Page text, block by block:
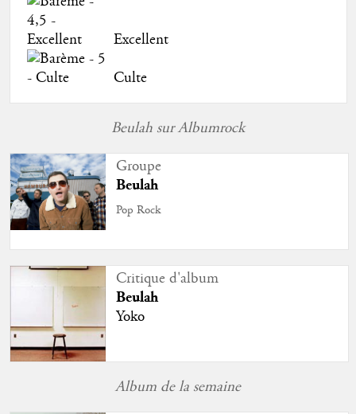
Excellent
Culte
Beulah sur Albumrock
Groupe
Beulah
Pop Rock
Critique d'album
Beulah
Yoko
Album de la semaine